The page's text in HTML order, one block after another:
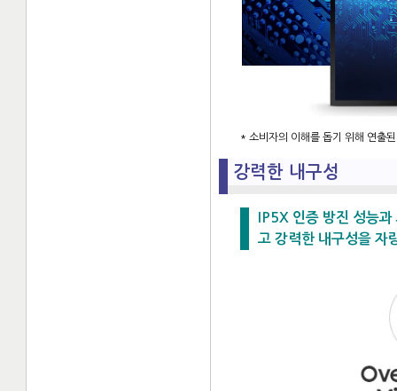
* 소비자의 이해를 돕기 위해 연출
강력한 내구성
IP5X 인증 방진 성능
고 강력한 내구성을 자